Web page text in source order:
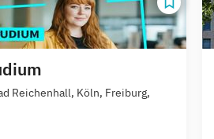
Reichenhall, Köln, Freiburg,